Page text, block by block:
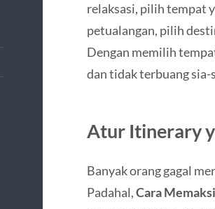
relaksasi, pilih tempat
petualangan, pilih
Dengan memilih
dan tidak terbuang sia-
Atur Itinerary
Banyak orang gagal
Padahal,Cara